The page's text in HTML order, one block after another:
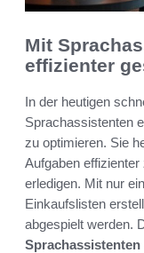
Mit
effizienter
In der heutigen
Sprachassistenten
zu optimieren. Sie
Aufgaben
erledigen. Mit nur
Einkaufslisten
abgespielt werden.
Sprachassistenten